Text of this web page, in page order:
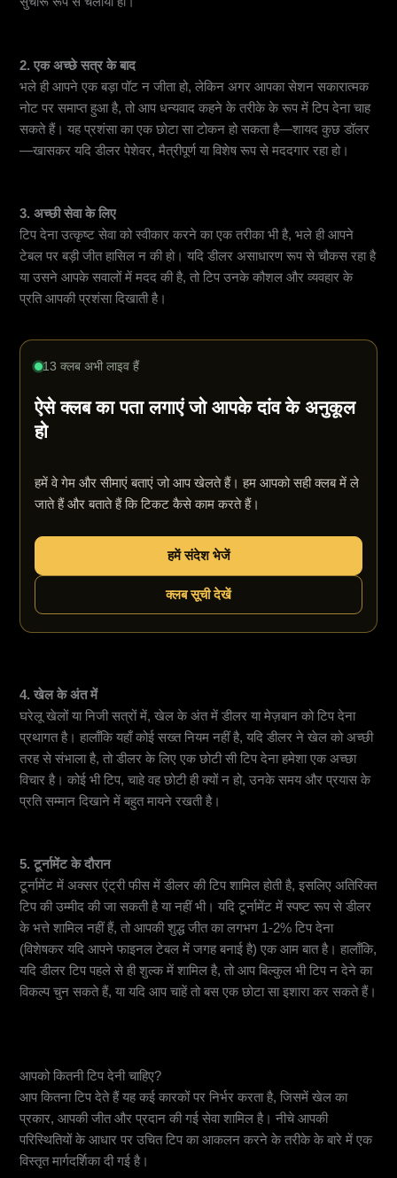
2. एक अच्छे सत्र के बाद
भले ही आपने एक बड़ा पॉट न जीता हो, लेकिन अगर आपका सेशन सकारात्मक
नोट पर समाप्त हुआ है, तो आप धन्यवाद कहने के तरीके के रूप में टिप देना चाह
सकते हैं। यह प्रशंसा का एक छोटा सा टोकन हो सकता है—शायद कुछ डॉलर
—खासकर यदि डीलर पेशेवर, मैत्रीपूर्ण या विशेष रूप से मददगार रहा हो।
3. अच्छी सेवा के लिए
टिप देना उत्कृष्ट सेवा को स्वीकार करने का एक तरीका भी है, भले ही आपने
टेबल पर बड़ी जीत हासिल न की हो। यदि डीलर असाधारण रूप से चौकस रहा है
या उसने आपके सवालों में मदद की है, तो टिप उनके कौशल और व्यवहार के
प्रति आपकी प्रशंसा दिखाती है।
13 क्लब अभी लाइव हैं
ऐसे क्लब का पता लगाएं जो आपके दांव के अनुकूल
हो
हमें वे गेम और सीमाएं बताएं जो आप खेलते हैं। हम आपको सही क्लब में ले
जाते हैं और बताते हैं कि टिकट कैसे काम करते हैं।
हमें संदेश भेजें
क्लब सूची देखें
4. खेल के अंत में
घरेलू खेलों या निजी सत्रों में, खेल के अंत में डीलर या मेज़बान को टिप देना
प्रथागत है। हालाँकि यहाँ कोई सख्त नियम नहीं है, यदि डीलर ने खेल को अच्छी
तरह से संभाला है, तो डीलर के लिए एक छोटी सी टिप देना हमेशा एक अच्छा
विचार है। कोई भी टिप, चाहे वह छोटी ही क्यों न हो, उनके समय और प्रयास के
प्रति सम्मान दिखाने में बहुत मायने रखती है।
5. टूर्नामेंट के दौरान
टूर्नामेंट में अक्सर एंट्री फीस में डीलर की टिप शामिल होती है, इसलिए अतिरिक्त
टिप की उम्मीद की जा सकती है या नहीं भी। यदि टूर्नामेंट में स्पष्ट रूप से डीलर
के भत्ते शामिल नहीं हैं, तो आपकी शुद्ध जीत का लगभग 1-2% टिप देना
(विशेषकर यदि आपने फाइनल टेबल में जगह बनाई है) एक आम बात है। हालाँकि,
यदि डीलर टिप पहले से ही शुल्क में शामिल है, तो आप बिल्कुल भी टिप न देने का
विकल्प चुन सकते हैं, या यदि आप चाहें तो बस एक छोटा सा इशारा कर सकते हैं।
आपको कितनी टिप देनी चाहिए?
आप कितना टिप देते हैं यह कई कारकों पर निर्भर करता है, जिसमें खेल का
प्रकार, आपकी जीत और प्रदान की गई सेवा शामिल है। नीचे आपकी
परिस्थितियों के आधार पर उचित टिप का आकलन करने के तरीके के बारे में एक
विस्तृत मार्गदर्शिका दी गई है।